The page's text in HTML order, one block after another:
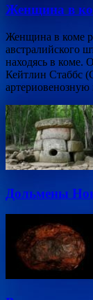
Женщина в
Женщина в коме
австралийского
находясь в коме.
Кейтлин Стаббс
Дольмены